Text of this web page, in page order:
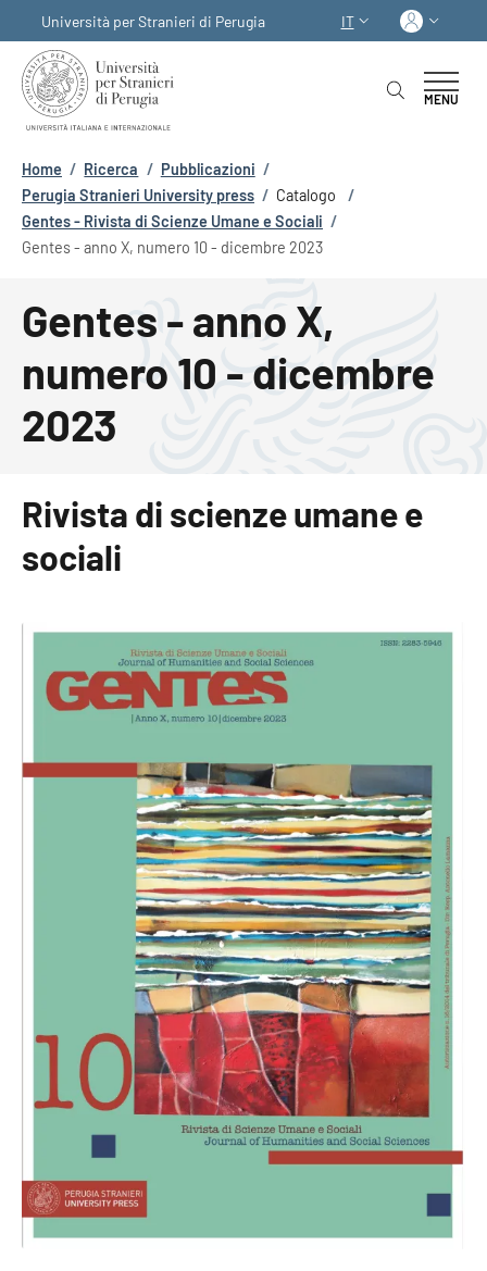
Università per Stranieri di Perugia
SELETTORE LINGUA:
IT
MENU
Briciole di pane
Home / Ricerca / Pubblicazioni /
Perugia Stranieri University press / Catalogo
/
Gentes - Rivista di Scienze Umane e Sociali /
Gentes - anno X, numero 10 - dicembre 2023
Gentes - anno X,
numero 10 - dicembre
2023
Rivista di scienze umane e
sociali